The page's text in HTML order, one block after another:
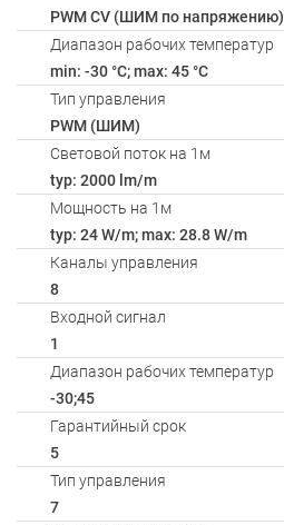
PWM СV (ШИМ по напряжению)
Диапазон рабочих температур
min: -30 °C; max: 45 °C
Тип управления
PWM (ШИМ)
Световой поток на 1м
typ: 2000 lm/m
Мощность на 1м
typ: 24 W/m; max: 28.8 W/m
Каналы управления
8
Входной сигнал
1
Диапазон рабочих температур
-30;45
Гарантийный срок
5
Тип управления
7